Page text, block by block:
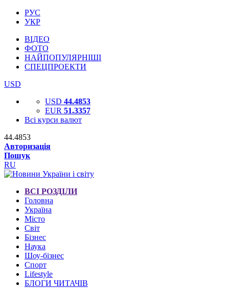
РУС
УКР
ВІДЕО
ФОТО
НАЙПОПУЛЯРНІШІ
СПЕЦПРОЕКТИ
USD
USD 44.4853
EUR 51.3357
Всі курси валют
44.4853
Авторизація
Пошук
RU
ВСІ РОЗДІЛИ
Головна
Україна
Місто
Світ
Бізнес
Наука
Шоу-бізнес
Спорт
Lifestyle
БЛОГИ ЧИТАЧІВ